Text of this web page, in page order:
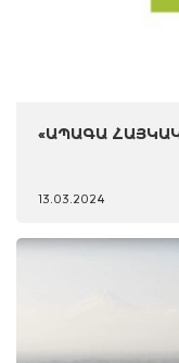
«ԱՊԱԳԱ
13.03.2024